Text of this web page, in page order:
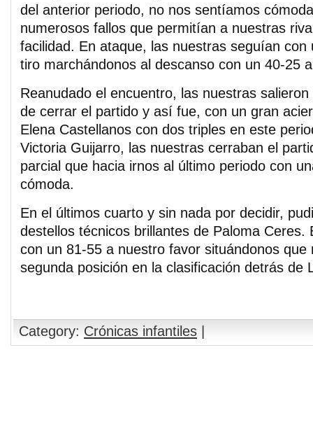
del anterior periodo, no nos sentíamos
numerosos fallos que permitían a nuestras
facilidad. En ataque, las nuestras seguían con
tiro marchándonos al descanso con un 40-25
Reanudado el encuentro, las nuestras
de cerrar el partido y así fue, con un gran
Elena Castellanos con dos triples en este
Victoria Guijarro, las nuestras cerraban el
parcial que hacia irnos al último periodo con
cómoda.
En el últimos cuarto y sin nada por decidir,
destellos técnicos brillantes de Paloma Ceres.
con un 81-55 a nuestro favor situándonos que
segunda posición en la clasificación detrás de
Category: Crónicas infantiles |